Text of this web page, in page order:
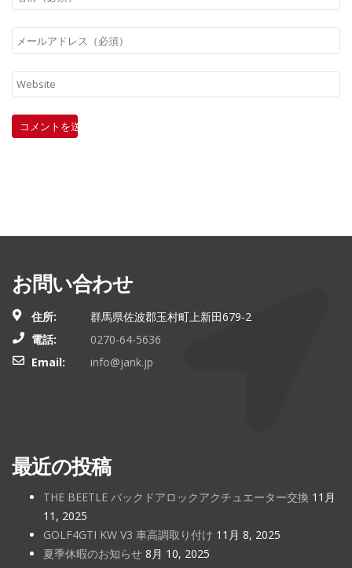
お問い合わせ
住所:
群馬県佐波郡玉村町上新田679-2
電話:
0270-64-5636
Email:
info@jank.jp
最近の投稿
THE BEETLE バックドアロックアクチュエーター交換 11月
11, 2025
GOLF4GTI KW V3 車高調取り付け 11月 8, 2025
夏季休暇のお知らせ 8月 10, 2025